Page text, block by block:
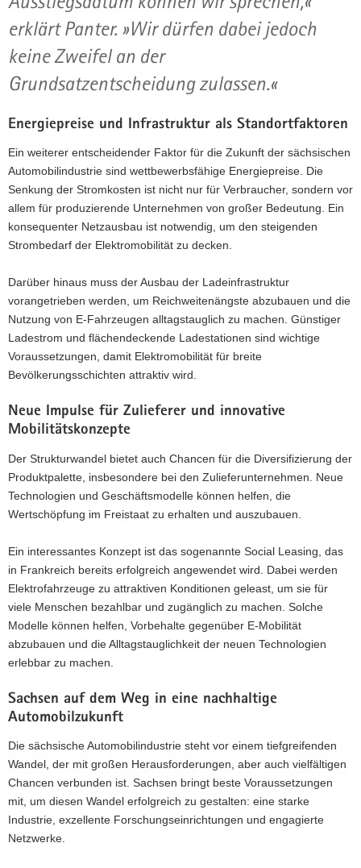
erklärt Panter. »Wir dürfen dabei jedoch
keine Zweifel an der
Grundsatzentscheidung zulassen.«
Energiepreise und Infrastruktur als Standortfaktoren
Ein weiterer entscheidender Faktor für die Zukunft der sächsischen
Automobilindustrie sind wettbewerbsfähige Energiepreise. Die
Senkung der Stromkosten ist nicht nur für Verbraucher, sondern vor
allem für produzierende Unternehmen von großer Bedeutung. Ein
konsequenter Netzausbau ist notwendig, um den steigenden
Strombedarf der Elektromobilität zu decken.
Darüber hinaus muss der Ausbau der Ladeinfrastruktur
vorangetrieben werden, um Reichweitenängste abzubauen und die
Nutzung von E-Fahrzeugen alltagstauglich zu machen. Günstiger
Ladestrom und flächendeckende Ladestationen sind wichtige
Voraussetzungen, damit Elektromobilität für breite
Bevölkerungsschichten attraktiv wird.
Neue Impulse für Zulieferer und innovative
Mobilitätskonzepte
Der Strukturwandel bietet auch Chancen für die Diversifizierung der
Produktpalette, insbesondere bei den Zulieferunternehmen. Neue
Technologien und Geschäftsmodelle können helfen, die
Wertschöpfung im Freistaat zu erhalten und auszubauen.
Ein interessantes Konzept ist das sogenannte Social Leasing, das
in Frankreich bereits erfolgreich angewendet wird. Dabei werden
Elektrofahrzeuge zu attraktiven Konditionen geleast, um sie für
viele Menschen bezahlbar und zugänglich zu machen. Solche
Modelle können helfen, Vorbehalte gegenüber E-Mobilität
abzubauen und die Alltagstauglichkeit der neuen Technologien
erlebbar zu machen.
Sachsen auf dem Weg in eine nachhaltige
Automobilzukunft
Die sächsische Automobilindustrie steht vor einem tiefgreifenden
Wandel, der mit großen Herausforderungen, aber auch vielfältigen
Chancen verbunden ist. Sachsen bringt beste Voraussetzungen
mit, um diesen Wandel erfolgreich zu gestalten: eine starke
Industrie, exzellente Forschungseinrichtungen und engagierte
Netzwerke.